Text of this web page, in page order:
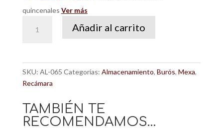
quincenales Ver más
Fargo
Añadir al carrito
SKU: AL-065 Categorías: Almacenamiento, Burós, Mexa,
Recámara
TAMBIÉN TE
RECOMENDAMOS…